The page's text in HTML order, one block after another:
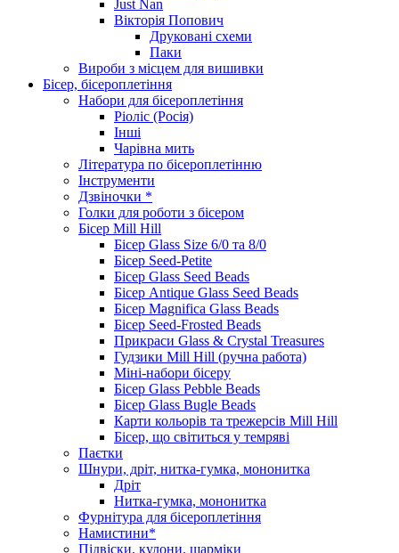
Just Nan
Вікторія Попович
Друковані схеми
Паки
Вироби з місцем для вишивки
Бісер, бісероплетіння
Набори для бісероплетіння
Ріоліс (Росія)
Інші
Чарівна мить
Література по бісероплетінню
Інструменти
Дзвіночки *
Голки для роботи з бісером
Бісер Mill Hill
Бісер Glass Size 6/0 та 8/0
Бісер Seed-Petite
Бісер Glass Seed Beads
Бісер Antique Glass Seed Beads
Бісер Magnifica Glass Beads
Бісер Seed-Frosted Beads
Прикраси Glass & Crystal Treasures
Гудзики Mill Hill (ручна работа)
Міні-набори бісеру
Бісер Glass Pebble Beads
Бісер Glass Bugle Beads
Карти кольорів та трежерсів Mill Hill
Бісер, що світиться у темряві
Паєтки
Шнури, дріт, нитка-гумка, мононитка
Дріт
Нитка-гумка, мононитка
Фурнітура для бісероплетіння
Намистини*
Підвіски, кулони, шарміки